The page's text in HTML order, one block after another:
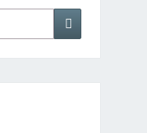
Suchen